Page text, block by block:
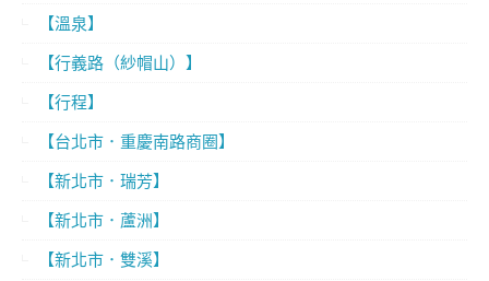
【溫泉】
【行義路（紗帽山）】
【行程】
【台北市．重慶南路商圈】
【新北市．瑞芳】
【新北市．蘆洲】
【新北市．雙溪】